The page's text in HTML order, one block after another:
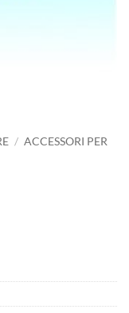
/ ACCESSORI PER